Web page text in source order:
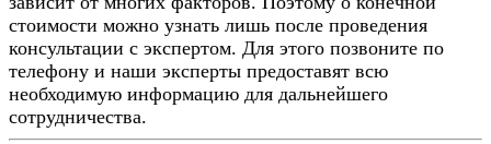
стоимости можно узнать лишь после проведения
консультации с экспертом. Для этого позвоните по
телефону и наши эксперты предоставят всю
необходимую информацию для дальнейшего
сотрудничества.